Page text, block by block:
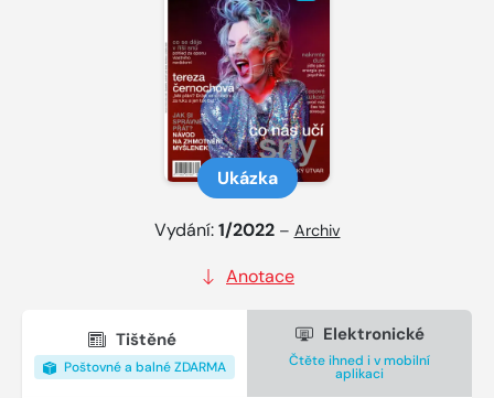
Ukázka
Vydání:1/2022 – Archiv
Anotace
Tištěné
Poštovné a balné ZDARMA
Elektronické
Čtěte ihned i v mobilní
aplikaci